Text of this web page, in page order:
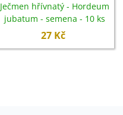
Ječmen hřívnatý - Hordeum
jubatum - semena - 10 ks
27 Kč